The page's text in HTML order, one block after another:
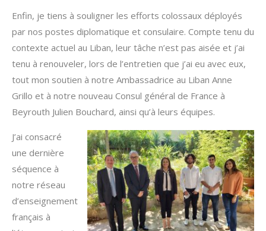
Enfin, je tiens à souligner les efforts colossaux déployés
par nos postes diplomatique et consulaire. Compte tenu du
contexte actuel au Liban, leur tâche n’est pas aisée et j’ai
tenu à renouveler, lors de l’entretien que j’ai eu avec eux,
tout mon soutien à notre Ambassadrice au Liban Anne
Grillo et à notre nouveau Consul général de France à
Beyrouth Julien Bouchard, ainsi qu’à leurs équipes.
J’ai consacré
une dernière
séquence à
notre réseau
d’enseignement
français à